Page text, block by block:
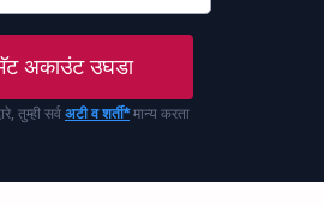
अकाउंट उघडा
तुम्ही सर्व अटी व शर्ती*मान्य करता